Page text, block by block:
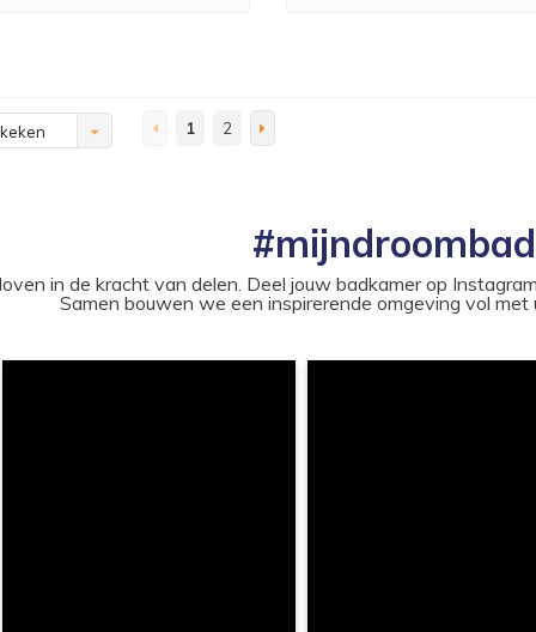
1 2
in de kracht van delen. Deel jouw badkamer op
Samen bouwen we een inspirerende omgeving vol